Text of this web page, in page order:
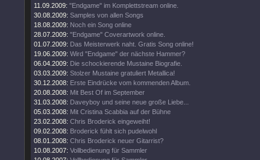
11.09.2009: "Endgame" im Komplettstream online.
30.08.2009: Samples von allen Songs
18.08.2009: Noch ein Song online
28.07.2009: "Endgame" Coverartwork online.
01.07.2009: Das Meisterwerk naht. Gratis Song online!
19.06.2009: Wird "Endgame" der nächste Hammer?
06.04.2009: Die schockierende Mustaine Biografie.
03.03.2009: Stolzer Mustaine gratuliert Metallica!
30.12.2008: Erste Eindrücke vom kommenden Album.
20.08.2008: Mit Best Of im September
31.03.2008: Daveyboy und seine neue große Liebe...
05.03.2008: Mit Cristina Scabbia auf der Bühne
23.02.2008: Chris Broderick eingeweiht!
09.02.2008: Broderick fühlt sich pudelwohl
08.01.2008: Chris Broderick neuer Gitarrist?
10.08.2007: Vollbedienung für Sammler